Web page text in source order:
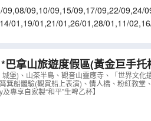
09,08/09,10/09,15/09,17/09,22/09,24/
14/01 ,19/01 ,21/01 ,26/01 ,28/01 ,11/02,
大宅、會館、來遠橋)《純玩
）
堡)、山茶半島、觀音山靈應寺、「世界文化
箕船體驗(觀賞船上表演)、情人橋、粉紅教堂
專享自家製“和平”生啤乙杯】